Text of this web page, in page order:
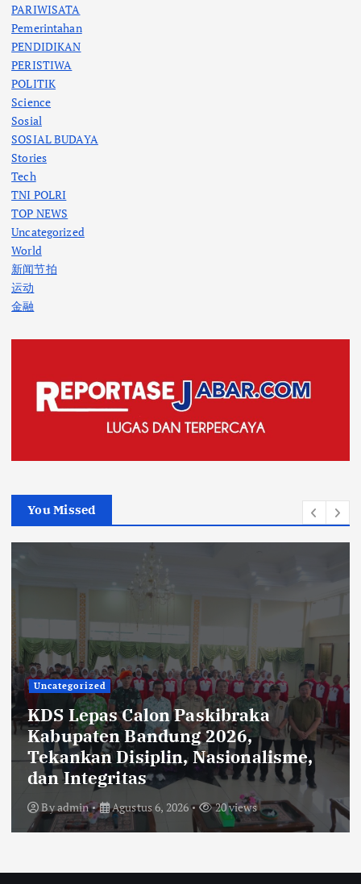
PARIWISATA
Pemerintahan
PENDIDIKAN
PERISTIWA
POLITIK
Science
Sosial
SOSIAL BUDAYA
Stories
Tech
TNI POLRI
TOP NEWS
Uncategorized
World
新闻节拍
运动
金融
You Missed
Uncategorized
KDS Lepas Calon Paskibraka
Kabupaten Bandung 2026,
Tekankan Disiplin, Nasionalisme,
dan Integritas
Byadmin Agustus 6, 2026 20 views